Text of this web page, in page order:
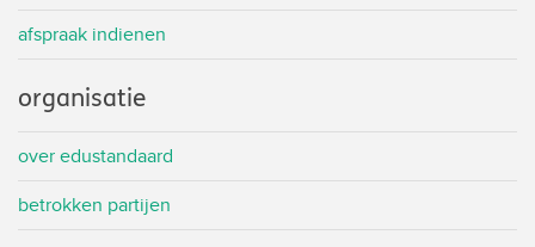
afspraak indienen
organisatie
over edustandaard
betrokken partijen